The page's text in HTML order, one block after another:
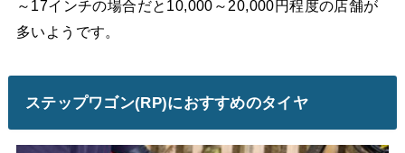
～17インチの場合だと10,000～20,000円程度の店舗が
多いようです。
ステップワゴン(RP)におすすめのタイヤ